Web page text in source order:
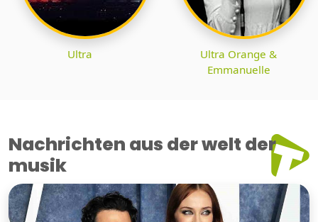
Ultra
Ultra Orange &
Emmanuelle
Nachrichten aus der welt der
musik